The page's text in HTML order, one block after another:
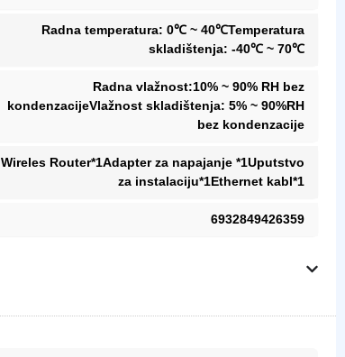
Radna temperatura: 0℃ ~ 40℃Temperatura
skladištenja: -40℃ ~ 70℃
Radna vlažnost:10% ~ 90% RH bez
kondenzacijeVlažnost skladištenja: 5% ~ 90%RH
bez kondenzacije
Wireles Router*1Adapter za napajanje *1Uputstvo
za instalaciju*1Ethernet kabl*1
6932849426359